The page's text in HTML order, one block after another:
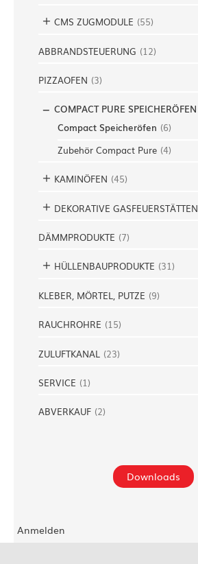
CMS ZUGMODULE (55)
ABBRANDSTEUERUNG (12)
PIZZAOFEN (3)
COMPACT PURE SPEICHERÖFEN
Compact Speicheröfen (6)
Zubehör Compact Pure (4)
KAMINÖFEN (45)
DEKORATIVE GASFEUERSTÄTTEN
DÄMMPRODUKTE (7)
HÜLLENBAUPRODUKTE (31)
KLEBER, MÖRTEL, PUTZE (9)
RAUCHROHRE (15)
ZULUFTKANAL (23)
SERVICE (1)
ABVERKAUF (2)
Downloads
Anmelden